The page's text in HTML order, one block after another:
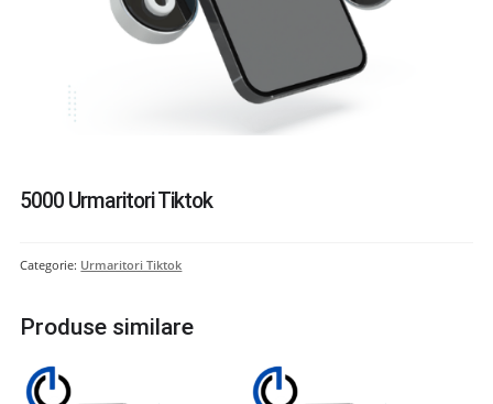
5000 Urmaritori Tiktok
Categorie: Urmaritori Tiktok
Produse similare